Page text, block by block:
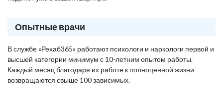
Опытные врачи
В службе «Рехаб365» работают психологи и наркологи первой и
высшей категории минимум с 10-летним опытом работы.
Каждый месяц благодаря их работе к полноценной жизни
возвращаются свыше 100 зависимых.